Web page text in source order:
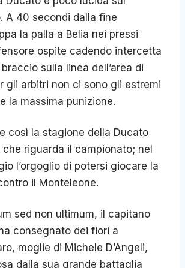
A 40 secondi dalla fine
la palla a Belia nei pressi
ospite cadendo intercetta
sulla linea dell’area di
gli arbitri non ci sono gli estremi
la massima punizione.
la stagione della Ducato
che riguarda il campionato; nel
l’orgoglio di potersi giocare la
il Monteleone.
non ultimum, il capitano
consegnato dei fiori a
moglie di Michele D’Angeli,
dalla sua grande battaglia